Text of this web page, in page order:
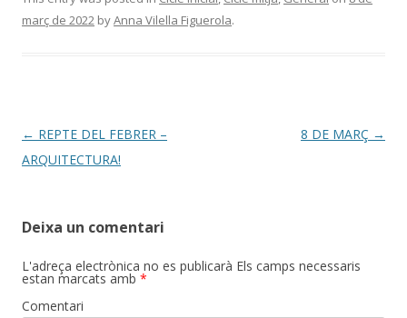
b
k
er p
ix
març de 2022 byAnna Vilella Figuerola.
Post
navigation
← REPTE DEL FEBRER –
ARQUITECTURA!
8 DE MARÇ →
Deixa un comentari
L'adreça electrònica no es publicarà Els camps necessaris
estan marcats amb *
Comentari